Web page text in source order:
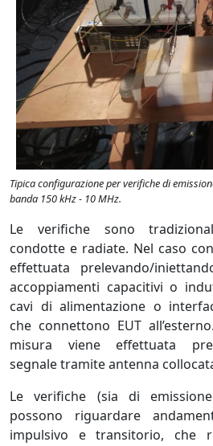
Tipica configurazione per verifiche di
banda 150 kHz - 10 MHz.
Le verifiche sono
condotte e radiate. Nel caso
effettuata prelevando/
accoppiamenti capacitivi o
cavi di alimentazione o
che connettono EUT
misura viene effettuata
segnale tramite antenna
Le verifiche (sia di
possono riguardare
impulsivo e transitorio, che